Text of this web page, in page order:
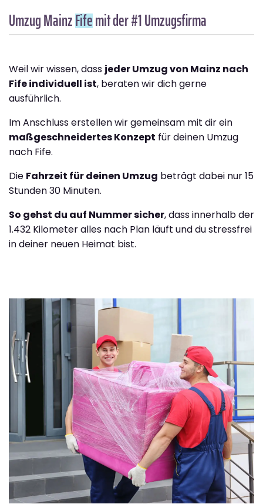
Umzug MainzFifemit der #1 Umzugsfirma
Weil wir wissen, dass jeder Umzug von Mainz nach
Fife individuell ist, beraten wir dich gerne
ausführlich.
Im Anschluss erstellen wir gemeinsam mit dir ein
maßgeschneidertes Konzept für deinen Umzug
nach Fife.
Die Fahrzeit für deinen Umzug beträgt dabei nur 15
Stunden 30 Minuten.
So gehst du auf Nummer sicher, dass innerhalb der
1.432 Kilometer alles nach Plan läuft und du stressfrei
in deiner neuen Heimat bist.